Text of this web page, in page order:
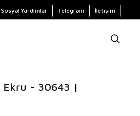
Sosyal Yardımlar Telegram İletişim
Ekru - 30643 |